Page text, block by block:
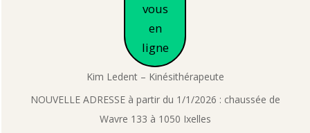
vous
en
ligne
Kim Ledent – Kinésithérapeute
NOUVELLE ADRESSE à partir du 1/1/2026 : chaussée de
Wavre 133 à 1050 Ixelles